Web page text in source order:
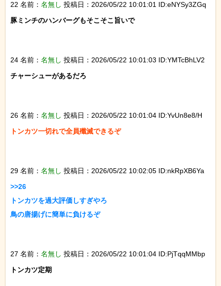
22 名前： 名無し 投稿日：2026/05/22 10:01:01 ID:eNYSy3ZGq
豚ミンチのハンバーグもそこそこ旨いで
24 名前： 名無し 投稿日：2026/05/22 10:01:03 ID:YMTcBhLV2
チャーシューがあるだろ
26 名前： 名無し 投稿日：2026/05/22 10:01:04 ID:YvUn8e8/H
トンカツ一切れで全員殲滅できるぞ
29 名前： 名無し 投稿日：2026/05/22 10:02:05 ID:nkRpXB6Ya
>>26
トンカツを過大評価しすぎやろ
鳥の唐揚げに簡単に負けるぞ
27 名前： 名無し 投稿日：2026/05/22 10:01:04 ID:PjTqqMMbp
トンカツ定期